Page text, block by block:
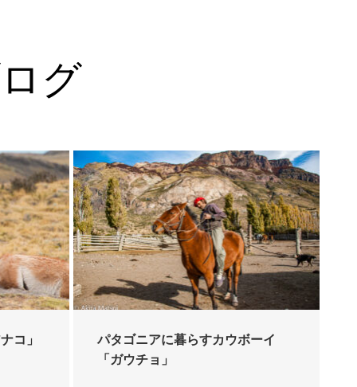
グ
コ」
パタゴニアに暮らすカウボーイ
「ガウチョ」